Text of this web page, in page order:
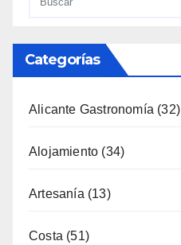
Categorías
Alicante Gastronomía (32)
Alojamiento (34)
Artesanía (13)
Costa (51)